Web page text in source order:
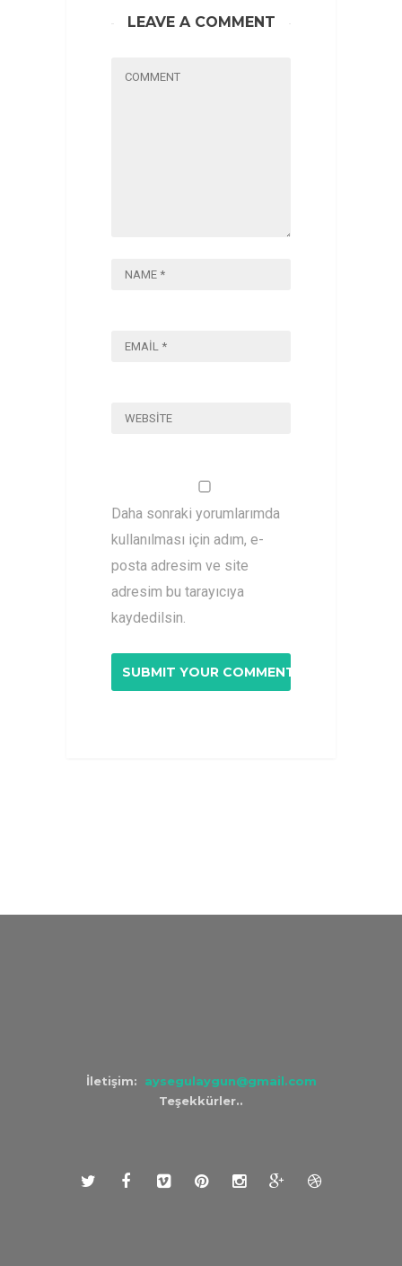
LEAVE A COMMENT
Daha sonraki yorumlarımda
kullanılması için adım, e-
posta adresim ve site
adresim bu tarayıcıya
kaydedilsin.
İletişim: aysegulaygun@gmail.com
Teşekkürler..